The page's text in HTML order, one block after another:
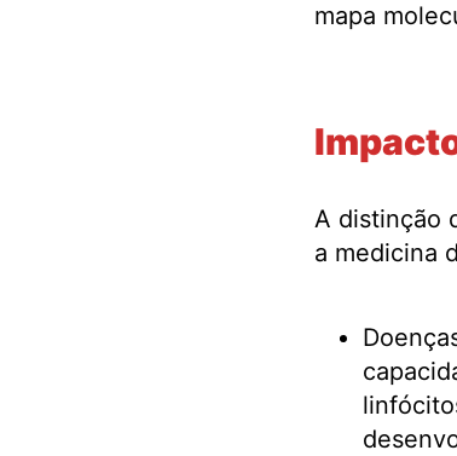
mapa
A distinção
a medicina